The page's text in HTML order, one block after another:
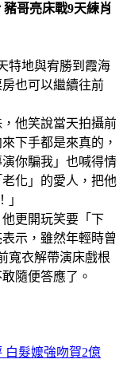
豬哥亮床戰9天練肖
特地與宥勝到霞海
也可以繼續往前
他笑說當天拍攝前
下手都是來真的，
你騙我」也喊得情
化」的愛人，把他
」
更開玩笑要「下
示，雖然年輕時曾
寬衣解帶演床戲根
隨便答應了。
白髮嬤強吻賀2億